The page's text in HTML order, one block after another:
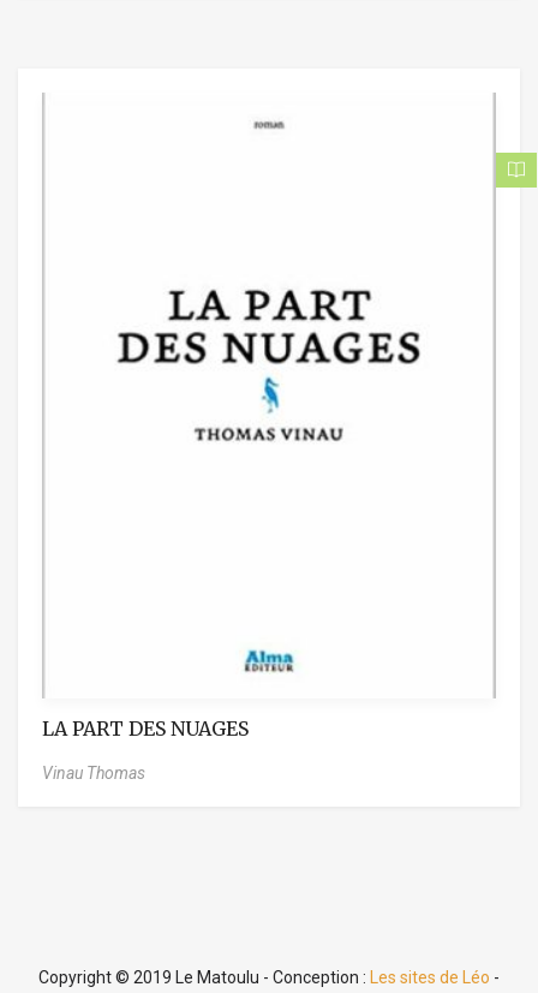
LA PART DES NUAGES
Vinau Thomas
Copyright © 2019 Le Matoulu - Conception : Les sites de Léo -